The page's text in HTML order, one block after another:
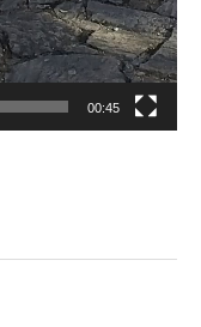
00:45